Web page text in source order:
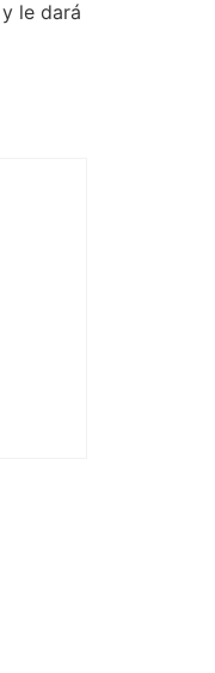
le dará